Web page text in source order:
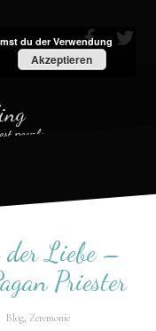
facebook
people are.
der Liebe –
Priester
Blog, Zeremonie
du der Verwendung
Akzeptieren